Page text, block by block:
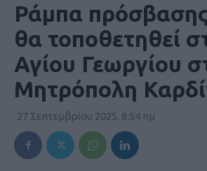
Ράμπα
θα τοποθετηθεί
Αγίου Γεωργίου
Μητρόπολη
27 Σεπτεμβρίου 2025, 8:54 πμ